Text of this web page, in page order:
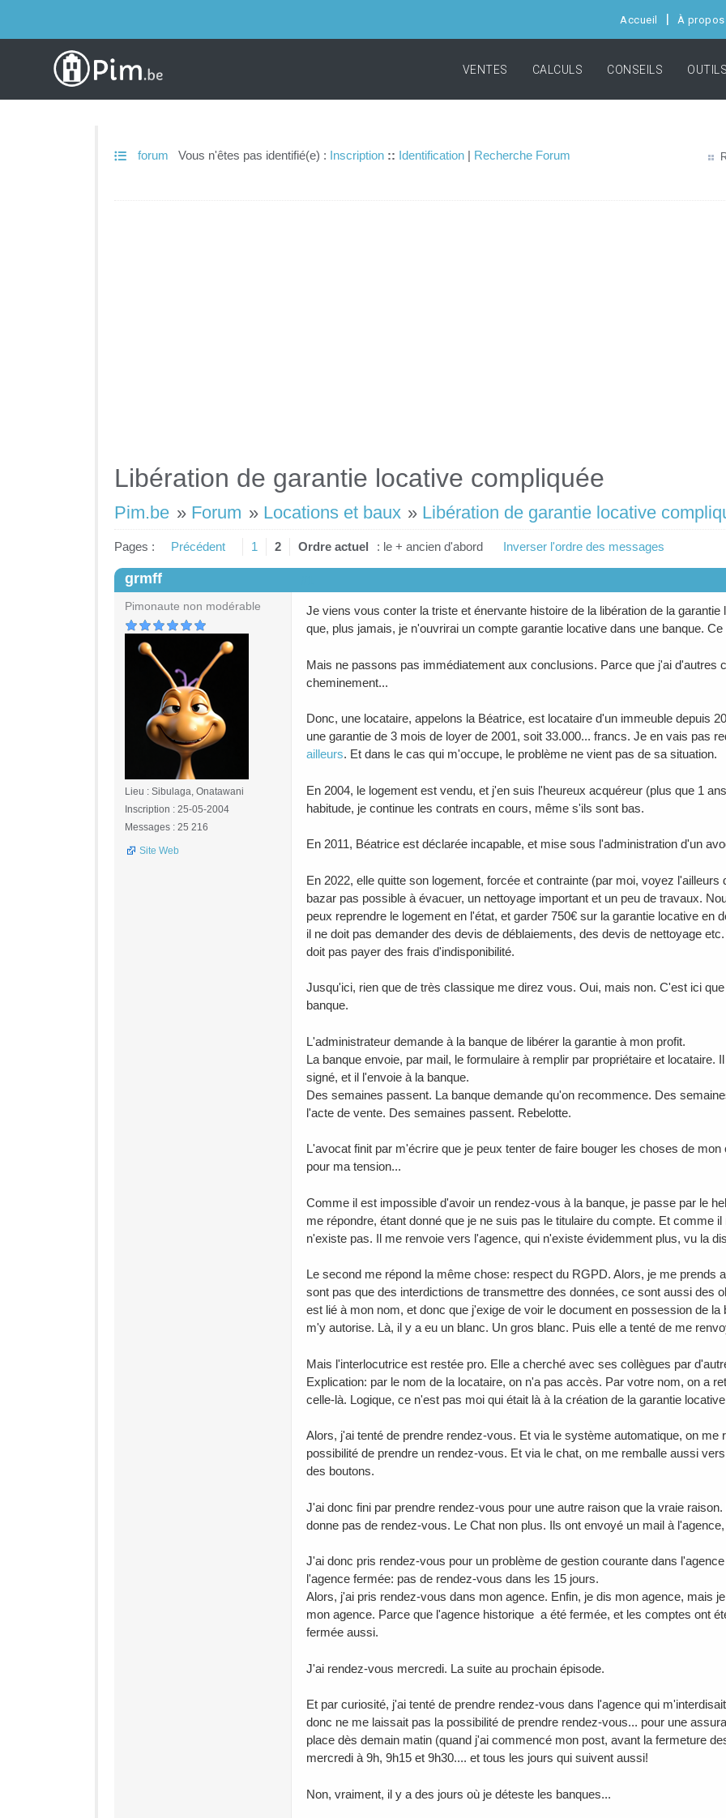
Accueil À propos
VENTES CALCULS CONSEILS OUTILS
forum Vous n'êtes pas identifié(e) : Inscription :: Identification | Recherche Forum
Libération de garantie locative compliquée
Pim.be » Forum » Locations et baux » Libération de garantie locative
Pages : Précédent 1 2 Ordre actuel : le + ancien d'abord Inverser l'ordre des messages
grmff
Pimonaute non modérable
Lieu : Sibulaga, Onatawani
Inscription : 25-05-2004
Messages : 25 216
Site Web
Je viens vous conter la triste et énervante histoire de la libération de la
que, plus jamais, je n'ouvrirai un compte garantie locative dans une banque.
Mais ne passons pas immédiatement aux conclusions. Parce que j'ai d'autres
cheminement...
Donc, une locataire, appelons la Béatrice, est locataire d'un immeuble depuis
une garantie de 3 mois de loyer de 2001, soit 33.000... francs. Je en vais pas
ailleurs. Et dans le cas qui m'occupe, le problème ne vient pas de sa situation.
En 2004, le logement est vendu, et j'en suis l'heureux acquéreur (plus que 1
habitude, je continue les contrats en cours, même s'ils sont bas.
En 2011, Béatrice est déclarée incapable, et mise sous l'administration d'un
En 2022, elle quitte son logement, forcée et contrainte (par moi, voyez
bazar pas possible à évacuer, un nettoyage important et un peu de travaux.
peux reprendre le logement en l'état, et garder 750€ sur la garantie locative en
il ne doit pas demander des devis de déblaiements, des devis de nettoyage
doit pas payer des frais d'indisponibilité.
Jusqu'ici, rien que de très classique me direz vous. Oui, mais non. C'est ici
banque.
L'administrateur demande à la banque de libérer la garantie à mon profit.
La banque envoie, par mail, le formulaire à remplir par propriétaire et locataire.
signé, et il l'envoie à la banque.
Des semaines passent. La banque demande qu'on recommence. Des
l'acte de vente. Des semaines passent. Rebelotte.
L'avocat finit par m'écrire que je peux tenter de faire bouger les choses de
pour ma tension...
Comme il est impossible d'avoir un rendez-vous à la banque, je passe par le
me répondre, étant donné que je ne suis pas le titulaire du compte. Et comme
n'existe pas. Il me renvoie vers l'agence, qui n'existe évidemment plus, vu la
Le second me répond la même chose: respect du RGPD. Alors, je me prends
sont pas que des interdictions de transmettre des données, ce sont aussi des
est lié à mon nom, et donc que j'exige de voir le document en possession de
m'y autorise. Là, il y a eu un blanc. Un gros blanc. Puis elle a tenté de me
Mais l'interlocutrice est restée pro. Elle a cherché avec ses collègues par
Explication: par le nom de la locataire, on n'a pas accès. Par votre nom, on a
celle-là. Logique, ce n'est pas moi qui était là à la création de la garantie
Alors, j'ai tenté de prendre rendez-vous. Et via le système automatique, on me
possibilité de prendre un rendez-vous. Et via le chat, on me remballe aussi
des boutons.
J'ai donc fini par prendre rendez-vous pour une autre raison que la vraie
donne pas de rendez-vous. Le Chat non plus. Ils ont envoyé un mail à
J'ai donc pris rendez-vous pour un problème de gestion courante dans
l'agence fermée: pas de rendez-vous dans les 15 jours.
Alors, j'ai pris rendez-vous dans mon agence. Enfin, je dis mon agence, mais
mon agence. Parce que l'agence historique a été fermée, et les comptes ont
fermée aussi.
J'ai rendez-vous mercredi. La suite au prochain épisode.
Et par curiosité, j'ai tenté de prendre rendez-vous dans l'agence qui
donc ne me laissait pas la possibilité de prendre rendez-vous... pour une
place dès demain matin (quand j'ai commencé mon post, avant la fermeture
mercredi à 9h, 9h15 et 9h30.... et tous les jours qui suivent aussi!
Non, vraiment, il y a des jours où je déteste les banques...